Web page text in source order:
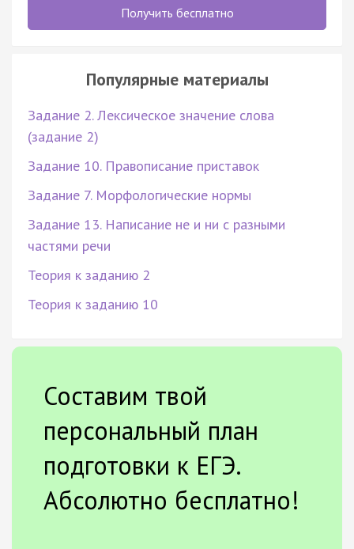
Получить бесплатно
Популярные материалы
Задание 2. Лексическое значение слова
(задание 2)
Задание 10. Правописание приставок
Задание 7. Морфологические нормы
Задание 13. Написание не и ни с разными
частями речи
Теория к заданию 2
Теория к заданию 10
Составим твой
персональный план
подготовки к ЕГЭ.
Абсолютно бесплатно!